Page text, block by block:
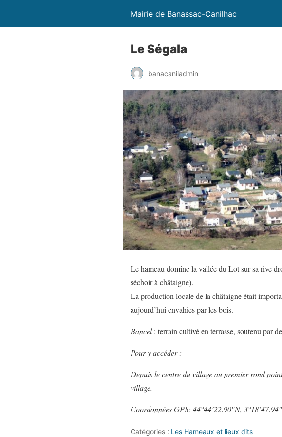
Mairie de Banassac-Canilhac
Le Ségala
banacaniladmin
Le hameau domine la vallée du Lot sur sa rive
séchoir à châtaigne).
La production locale de la châtaigne était
aujourd’hui envahies par les bois.
Bancel: terrain cultivé en terrasse, soutenu par
Pour y accéder :
Depuis le centre du village au premier rond
village.
Coordonnées GPS: 44°44’22.90″N,
Catégories : Les Hameaux et lieux dits